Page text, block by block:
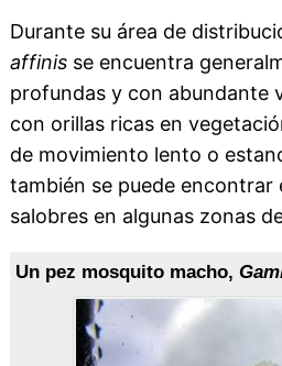
Durante su área de
affinisse encuentra
profundas y con abundante
con orillas ricas en
de movimiento lento o
también se puede encontrar
salobres en algunas zonas
Un pez mosquito macho,